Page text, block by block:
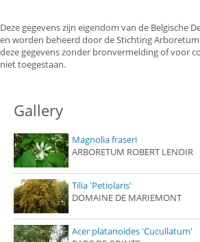
Deze gegevens zijn eigendom van de Belgische
en worden beheerd door de Stichting Arboretum
deze gegevens zonder bronvermelding of voor
niet toegestaan.
Gallery
Magnolia fraseri
ARBORETUM ROBERT LENOIR
Tilia 'Petiolaris'
DOMAINE DE MARIEMONT
Acer platanoides 'Cucullatum'